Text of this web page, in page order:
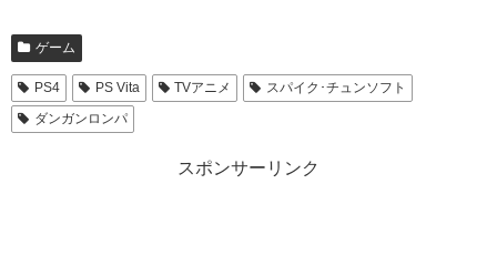
ゲーム
PS4 PS Vita TVアニメ
スパイク･チュンソフト
ダンガンロンパ
スポンサーリンク